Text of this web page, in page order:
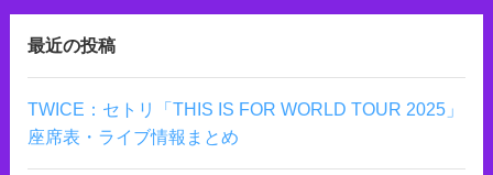
最近の投稿
TWICE：セトリ「THIS IS FOR WORLD TOUR 2025」
座席表・ライブ情報まとめ